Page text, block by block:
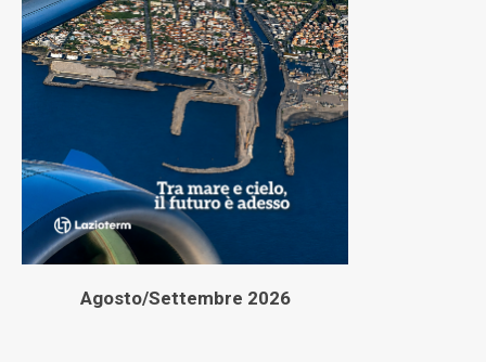
Agosto/Settembre 2026